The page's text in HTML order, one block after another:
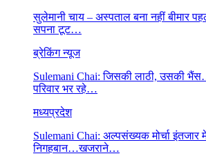
सुलेमानी चाय – अस्पताल बना नहीं बीमार
सपना टूट…
ब्रेकिंग न्यूज
Sulemani Chai: जिसकी लाठी, उसकी
परिवार भर रहे…
मध्यप्रदेश
Sulemani Chai: अल्पसंख्यक मोर्चा
निगहबान…खजराने…